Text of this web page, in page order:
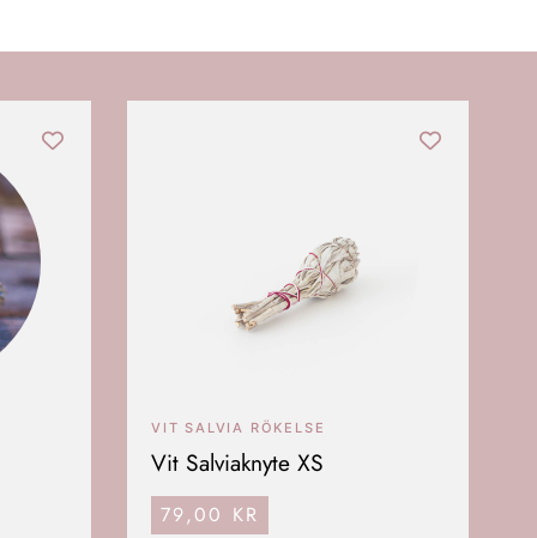
VIT SALVIA RÖKELSE
Vit Salviaknyte XS
79,00 KR